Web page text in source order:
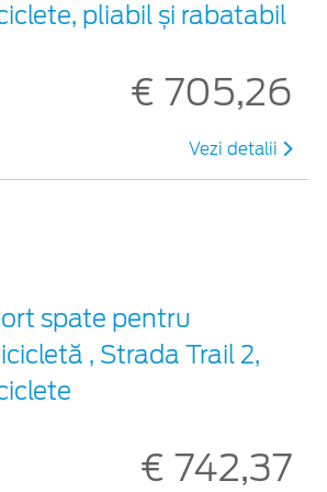
pliabil și rabatabil
€ 705,26
Vezi detalii
spate pentru
, Strada Trail 2,
€ 742,37